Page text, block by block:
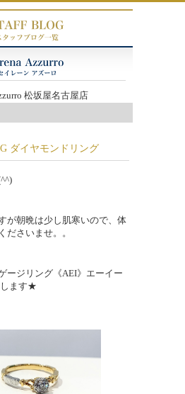
松坂屋名古屋店
ダイヤモンドリング
が朝晩は少し肌寒いので、体
ださいませ。。
ージリング《AEI》エーイー
します★